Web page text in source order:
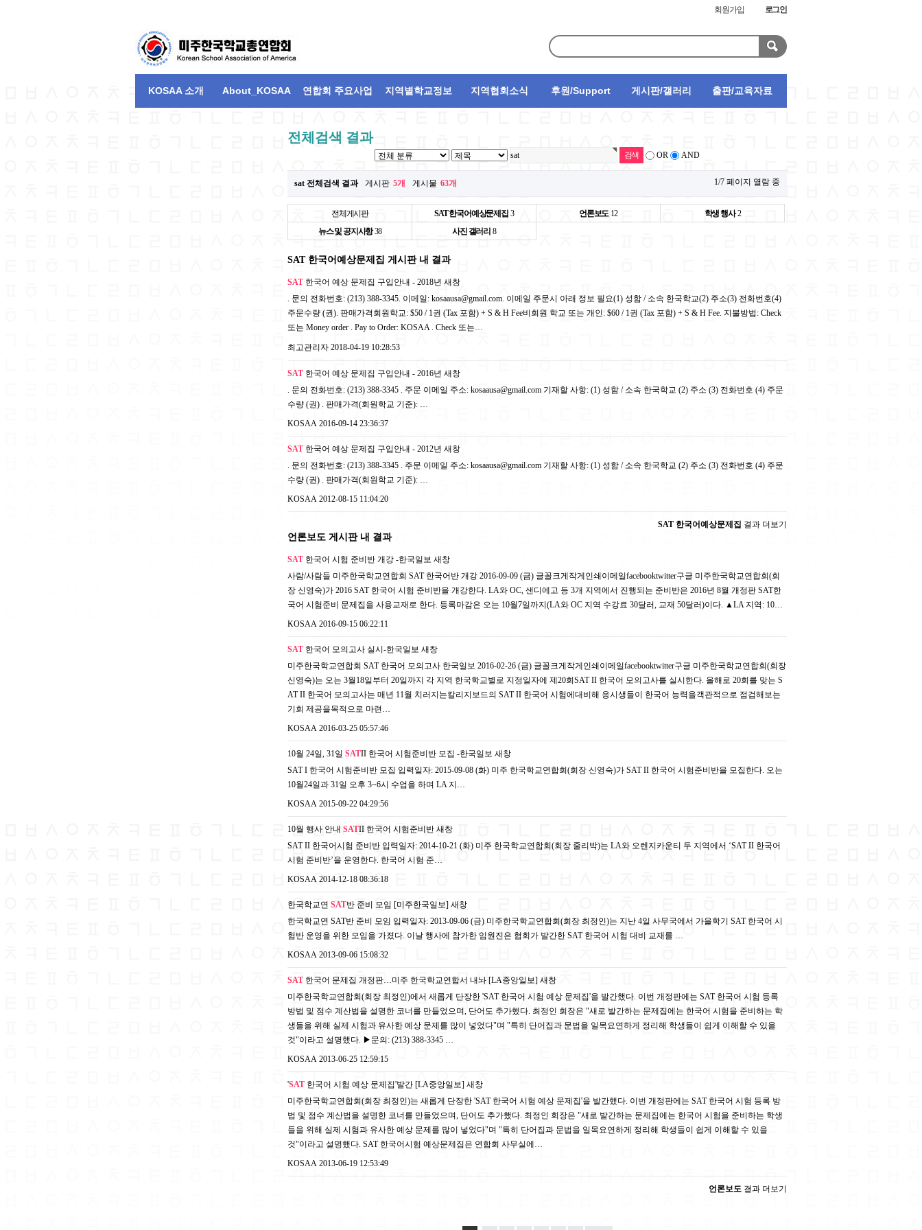
회원가입 로그인
KOSAA 소개 About_KOSAA 연합회 주요사업 지역별학교정보 지역협회소식 후원/Support 게시판/갤러리 출판/교육자료
전체검색 결과
OR AND
sat 전체검색 결과 게시판 5개 게시물 63개 1/7 페이지 열람 중
전체게시판 SAT 한국어예상문제집 3 언론보도 12 학생 행사 2
뉴스 및 공지사항 38 사진 갤러리 8
SAT 한국어예상문제집 게시판 내 결과
SAT 한국어 예상 문제집 구입안내 - 2018년 새창
. 문의 전화번호: (213) 388-3345. 이메일: kosaausa@gmail.com. 이메일 주문시 아래 정보 필요(1) 성함 / 소속 한국학교(2) 주소(3) 전화번호(4)
주문수량 (권). 판매가격회원학교: $50 / 1권 (Tax 포함) + S & H Fee비회원 학교 또는 개인: $60 / 1권 (Tax 포함) + S & H Fee. 지불방법: Check
또는 Money order . Pay to Order: KOSAA . Check 또는…
최고관리자 2018-04-19 10:28:53
SAT 한국어 예상 문제집 구입안내 - 2016년 새창
. 문의 전화번호: (213) 388-3345 . 주문 이메일 주소: kosaausa@gmail.com 기재할 사항: (1) 성함 / 소속 한국학교 (2) 주소 (3) 전화번호 (4) 주문
수량 (권) . 판매가격(회원학교 기준): …
KOSAA 2016-09-14 23:36:37
SAT 한국어 예상 문제집 구입안내 - 2012년 새창
. 문의 전화번호: (213) 388-3345 . 주문 이메일 주소: kosaausa@gmail.com 기재할 사항: (1) 성함 / 소속 한국학교 (2) 주소 (3) 전화번호 (4) 주문
수량 (권) . 판매가격(회원학교 기준): …
KOSAA 2012-08-15 11:04:20
SAT 한국어예상문제집 결과 더보기
언론보도 게시판 내 결과
SAT 한국어 시험 준비반 개강 -한국일보 새창
사람/사람들 미주한국학교연합회 SAT 한국어반 개강 2016-09-09 (금) 글꼴크게작게인쇄이메일facebooktwitter구글 미주한국학교연합회(회
장 신영숙)가 2016 SAT 한국어 시험 준비반을 개강한다. LA와 OC, 샌디에고 등 3개 지역에서 진행되는 준비반은 2016년 8월 개정판 SAT한
국어 시험준비 문제집을 사용교재로 한다. 등록마감은 오는 10월7일까지(LA와 OC 지역 수강료 30달러, 교재 50달러)이다. ▲LA 지역: 10…
KOSAA 2016-09-15 06:22:11
SAT 한국어 모의고사 실시-한국일보 새창
미주한국학교연합회 SAT 한국어 모의고사 한국일보 2016-02-26 (금) 글꼴크게작게인쇄이메일facebooktwitter구글 미주한국학교연합회(회장
신영숙)는 오는 3월18일부터 20일까지 각 지역 한국학교별로 지정일자에 제20회SAT II 한국어 모의고사를 실시한다. 올해로 20회를 맞는 S
AT II 한국어 모의고사는 매년 11월 치러지는칼리지보드의 SAT II 한국어 시험에대비해 응시생들이 한국어 능력을객관적으로 점검해보는
기회 제공을목적으로 마련…
KOSAA 2016-03-25 05:57:46
10월 24일, 31일 SATII 한국어 시험준비반 모집 -한국일보 새창
SAT I 한국어 시험준비반 모집 입력일자: 2015-09-08 (화) 미주 한국학교연합회(회장 신영숙)가 SAT II 한국어 시험준비반을 모집한다. 오는
10월24일과 31일 오후 3~6시 수업을 하며 LA 지…
KOSAA 2015-09-22 04:29:56
10월 행사 안내 SATII 한국어 시험준비반 새창
SAT II 한국어시험 준비반 입력일자: 2014-10-21 (화) 미주 한국학교연합회(회장 줄리박)는 LA와 오렌지카운티 두 지역에서 ‘SAT II 한국어
시험 준비반’을 운영한다. 한국어 시험 준…
KOSAA 2014-12-18 08:36:18
한국학교연 SAT반 준비 모임 [미주한국일보] 새창
한국학교연 SAT반 준비 모임 입력일자: 2013-09-06 (금) 미주한국학교연합회(회장 최정인)는 지난 4일 사무국에서 가을학기 SAT 한국어 시
험반 운영을 위한 모임을 가졌다. 이날 행사에 참가한 임원진은 협회가 발간한 SAT 한국어 시험 대비 교재를 …
KOSAA 2013-09-06 15:08:32
SAT 한국어 문제집 개정판…미주 한국학교연합서 내놔 [LA중앙일보] 새창
미주한국학교연합회(회장 최정인)에서 새롭게 단장한 'SAT 한국어 시험 예상 문제집'을 발간했다. 이번 개정판에는 SAT 한국어 시험 등록
방법 및 점수 계산법을 설명한 코너를 만들었으며, 단어도 추가했다. 최정인 회장은 "새로 발간하는 문제집에는 한국어 시험을 준비하는 학
생들을 위해 실제 시험과 유사한 예상 문제를 많이 넣었다"며 "특히 단어집과 문법을 일목요연하게 정리해 학생들이 쉽게 이해할 수 있을
것"이라고 설명했다. ▶문의: (213) 388-3345 …
KOSAA 2013-06-25 12:59:15
'SAT 한국어 시험 예상 문제집'발간 [LA중앙일보] 새창
미주한국학교연합회(회장 최정인)는 새롭게 단장한 'SAT 한국어 시험 예상 문제집'을 발간했다. 이번 개정판에는 SAT 한국어 시험 등록 방
법 및 점수 계산법을 설명한 코너를 만들었으며, 단어도 추가했다. 최정인 회장은 "새로 발간하는 문제집에는 한국어 시험을 준비하는 학생
들을 위해 실제 시험과 유사한 예상 문제를 많이 넣었다"며 "특히 단어집과 문법을 일목요연하게 정리해 학생들이 쉽게 이해할 수 있을
것"이라고 설명했다. SAT 한국어시험 예상문제집은 연합회 사무실에…
KOSAA 2013-06-19 12:53:49
언론보도 결과 더보기